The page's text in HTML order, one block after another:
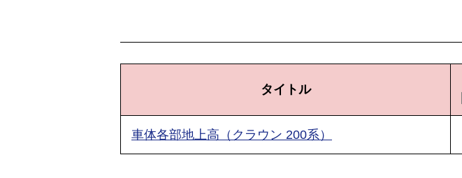
タイトル
車体各部地上高（クラウン 200系）